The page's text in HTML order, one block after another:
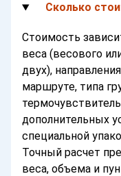
Сколько
Стоимость
веса (весового
двух),
маршруте, типа
дополнительных
специальной
Точный расчет
веса, объема и